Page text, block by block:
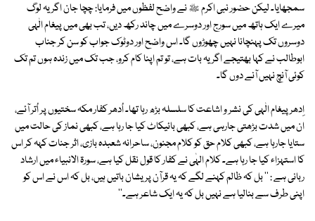
سمجھایا۔ لیکن حضور نبی اکرم ﷺ نے واضح لفظوں میں فرمایا: چچا جان اگر یہ لوگ
میرے ایک ہاتھ میں سورج اور دوسرے میں چاند رکھ دیں، تب بھی میں پیغام الٰہی
دوسروں تک پہنچانا نہیں چھوڑوں گا۔ اس واضح اور دوٹوک جواب کو سن کر جناب
ابوطالب نے کہا بھتیجے اگر یہ بات ہے، تو تم اپنا کام کرو، جب تک میں زندہ ہوں تم تک
کوئی آنچ نہیں آنے دوں گا۔
اِدھر پیغام الٰہی کی نشر و اشاعت کا سلسلہ بڑھ رہا تھا۔ اُدھر کفار مکہ سختیوں پر اُتر آئے،
ان میں شدت بڑھتی جارہی ہے، کبھی بائیکاٹ کیا جا رہا ہے، کبھی نماز کی حالت میں
ستایا جارہا ہے، کبھی کلام حق کو کلام مجنون، ساحرانہ شعبدہ بازی، اثر جنات کہہ کر اس
کا استہزاء کیا جا رہا ہے۔ کلام الہٰی نے کفار کا قول نقل کیا ہے، سورۃ الانبیاء میں ارشاد
ربانی ہے : '' بل کہ ظالم کہنے لگے کہ یہ قرآن پریشان باتیں ہیں، بل کہ اس نے اس کو
اپنی طرف سے بنالیا ہے نہیں بل کہ یہ ایک شاعر ہے۔''